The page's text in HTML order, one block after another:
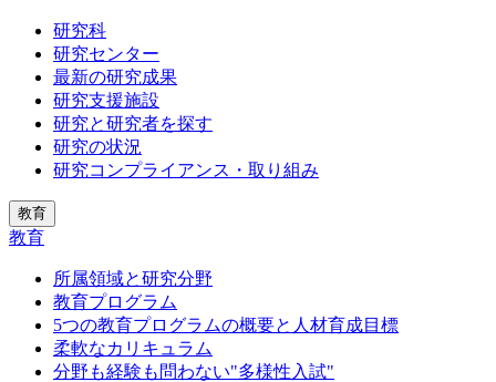
研究科
研究センター
最新の研究成果
研究支援施設
研究と研究者を探す
研究の状況
研究コンプライアンス・取り組み
教育
教育
所属領域と研究分野
教育プログラム
5つの教育プログラムの概要と人材育成目標
柔軟なカリキュラム
分野も経験も問わない"多様性入試"